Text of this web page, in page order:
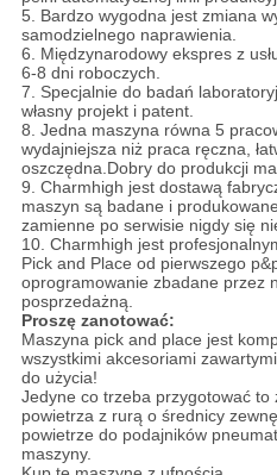
5. Bardzo wygodna jest zmiana
samodzielnego naprawienia.
6. Międzynarodowy ekspres z
6-8 dni roboczych.
7. Specjalnie do badań
własny projekt i patent.
8. Jedna maszyna równa 5
wydajniejsza niż praca ręczna,
oszczędna.Dobry do produkcji
9. Charmhigh jest dostawą
maszyn są badane i
zamienne po serwisie nigdy się
10. Charmhigh jest
Pick and Place od pierwszego
oprogramowanie zbadane przez
posprzedażną.
Proszę zanotować:
Maszyna pick and place jest
wszystkimi akcesoriami
do użycia!
Jedyne co trzeba przygotować to
powietrza z rurą o średnicy
powietrze do podajników
maszyny.